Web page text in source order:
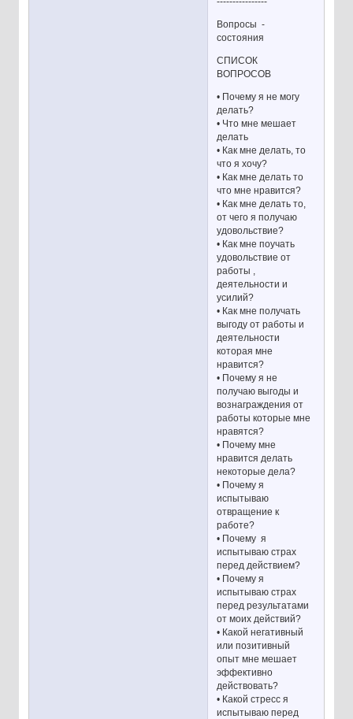
Вопросы -
состояния
СПИСОК
ВОПРОСОВ
• Почему я не могу
делать?
• Что мне мешает
делать
• Как мне делать, то
что я хочу?
• Как мне делать то
что мне нравится?
• Как мне делать то,
от чего я получаю
удовольствие?
• Как мне поучать
удовольствие от
работы ,
деятельности и
усилий?
• Как мне получать
выгоду от работы и
деятельности
которая мне
нравится?
• Почему я не
получаю выгоды и
вознаграждения от
работы которые мне
нравятся?
• Почему мне
нравится делать
некоторые дела?
• Почему я
испытываю
отвращение к
работе?
• Почему я
испытываю страх
перед действием?
• Почему я
испытываю страх
перед результатами
от моих действий?
• Какой негативный
или позитивный
опыт мне мешает
эффективно
действовать?
• Какой стресс я
испытываю перед